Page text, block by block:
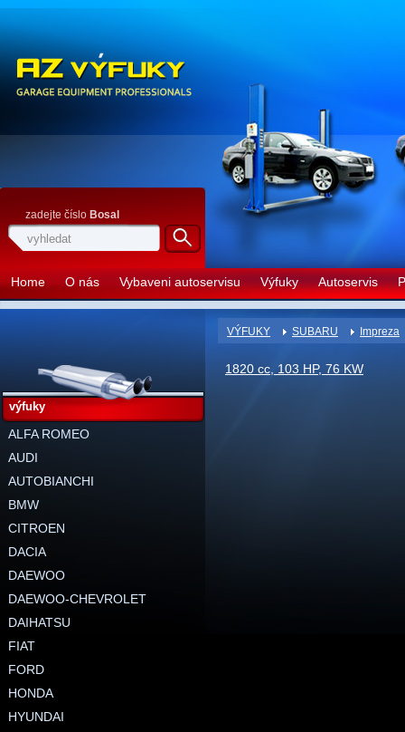
Home O nás Vybaveni autoservisu Výfuky Autoservis
zadejte číslo Bosal
VÝFUKY SUBARU Impreza
1820 cc, 103 HP, 76 KW
výfuky
ALFA ROMEO
AUDI
AUTOBIANCHI
BMW
CITROEN
DACIA
DAEWOO
DAEWOO-CHEVROLET
DAIHATSU
FIAT
FORD
HONDA
HYUNDAI